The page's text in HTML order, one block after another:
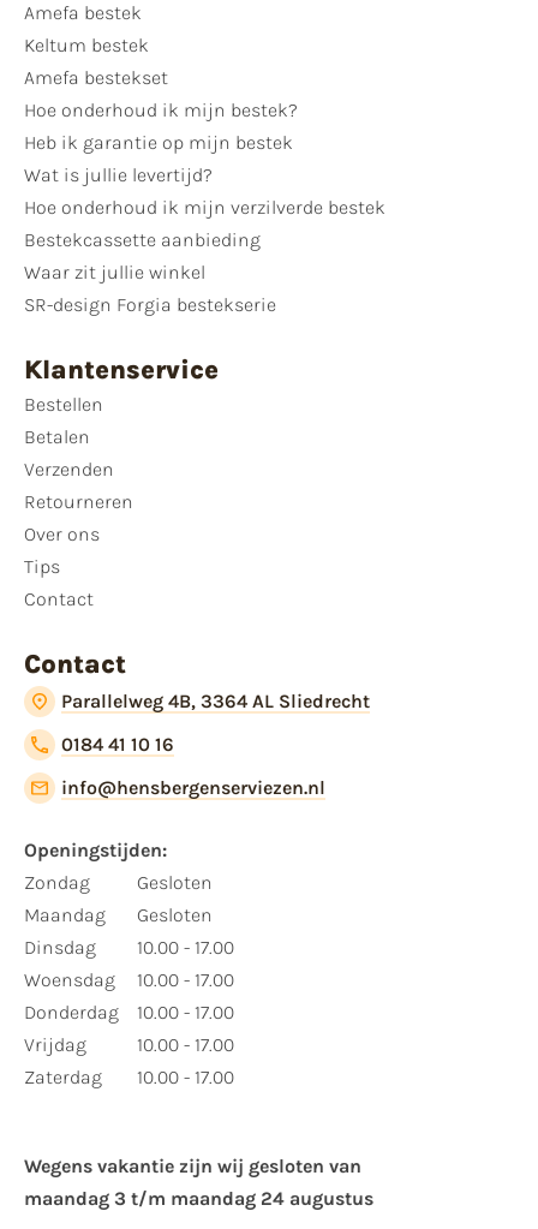
Amefa bestek
Keltum bestek
Amefa bestekset
Hoe onderhoud ik mijn bestek?
Heb ik garantie op mijn bestek
Wat is jullie levertijd?
Hoe onderhoud ik mijn verzilverde bestek
Bestekcassette aanbieding
Waar zit jullie winkel
SR-design Forgia bestekserie
Klantenservice
Bestellen
Betalen
Verzenden
Retourneren
Over ons
Tips
Contact
Contact
Parallelweg 4B, 3364 AL Sliedrecht
0184 41 10 16
info@hensbergenserviezen.nl
Openingstijden:
Zondag
Maandag
Dinsdag
Woensdag
Donderdag
Vrijdag
Zaterdag
Gesloten
Gesloten
10.00 - 17.00
10.00 - 17.00
10.00 - 17.00
10.00 - 17.00
10.00 - 17.00
Wegens vakantie zijn wij gesloten van ​
maandag 3 t/m maandag 24 augustus